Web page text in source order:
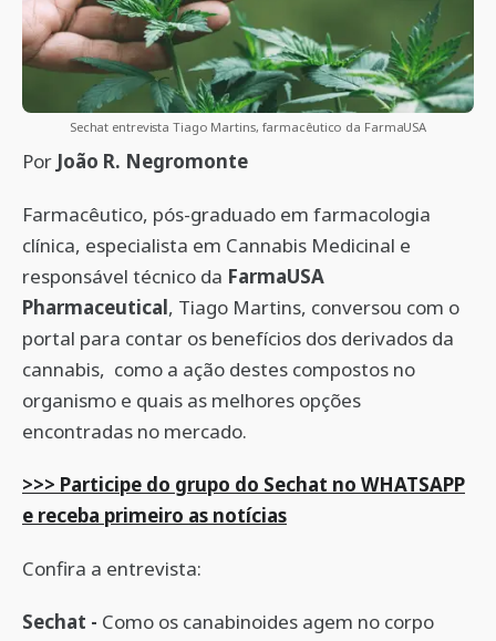
Sechat entrevista Tiago Martins, farmacêutico da FarmaUSA
Por João R. Negromonte
Farmacêutico, pós-graduado em farmacologia
clínica, especialista em Cannabis Medicinal e
responsável técnico da FarmaUSA
Pharmaceutical, Tiago Martins, conversou com o
portal para contar os benefícios dos derivados da
cannabis, como a ação destes compostos no
organismo e quais as melhores opções
encontradas no mercado.
>>> Participe do grupo do Sechat no WHATSAPP
e receba primeiro as notícias
Confira a entrevista:
Sechat - Como os canabinoides agem no corpo